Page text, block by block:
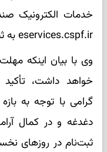
خدمات الکترونیک
eservices.cspf.ir به ثبت رسانده‌اند.
خواهد داشت، تأکید
گرامی با توجه به
دغدغه و در کمال
ثبت‌نام در روزهای